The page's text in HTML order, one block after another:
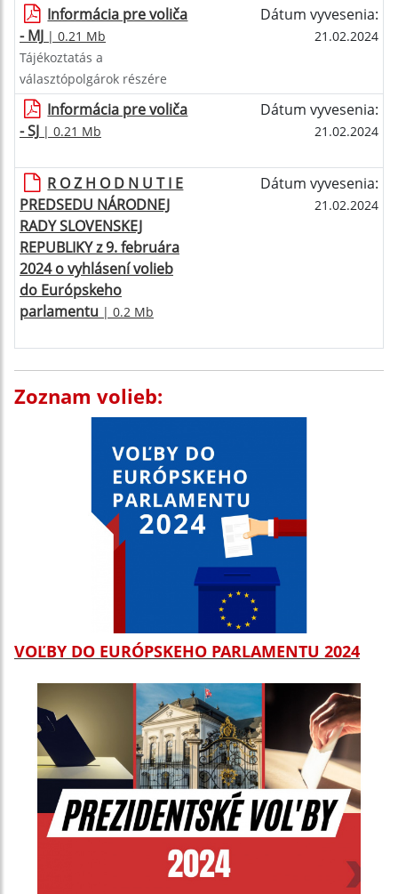
Informácia pre voliča
- MJ | 0.21 Mb
Dátum vyvesenia:
21.02.2024
Tájékoztatás a
választópolgárok részére
Informácia pre voliča
- SJ | 0.21 Mb
Dátum vyvesenia:
21.02.2024
R O Z H O D N U T I E
PREDSEDU NÁRODNEJ
RADY SLOVENSKEJ
REPUBLIKY z 9. februára
2024 o vyhlásení volieb
do Európskeho
parlamentu | 0.2 Mb
Dátum vyvesenia:
21.02.2024
Zoznam volieb:
VOĽBY DO EURÓPSKEHO PARLAMENTU 2024